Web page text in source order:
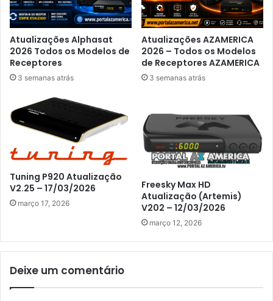
Atualizações Alphasat
2026 Todos os Modelos de
Receptores
3 semanas atrás
Atualizações AZAMERICA
2026 – Todos os Modelos
de Receptores AZAMERICA
3 semanas atrás
Tuning P920 Atualização
V2.25 – 17/03/2026
março 17, 2026
Freesky Max HD
Atualização (Artemis)
V202 – 12/03/2026
março 12, 2026
Deixe um comentário